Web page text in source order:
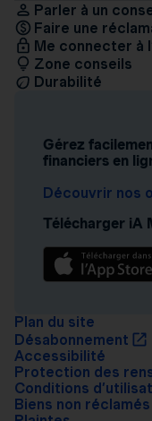
Parler à un
Faire une
Me connecter à
Zone conseils
Durabilité
Gérez
financiers en
Découvrir nos
Télécharger iA
Plan du site
Désabonnement
Accessibilité
Protection des
Conditions
Biens non réclamés